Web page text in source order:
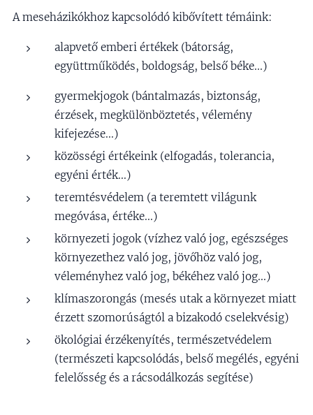
A meseházikókhoz kapcsolódó kibővített témáink:
alapvető emberi értékek (bátorság,
együttműködés, boldogság, belső béke...)
gyermekjogok (bántalmazás, biztonság,
érzések, megkülönböztetés, vélemény
kifejezése...)
közösségi értékeink (elfogadás, tolerancia,
egyéni érték...)
teremtésvédelem (a teremtett világunk
megóvása, értéke...)
környezeti jogok (vízhez való jog, egészséges
környezethez való jog, jövőhöz való jog,
véleményhez való jog, békéhez való jog...)
klímaszorongás (mesés utak a környezet miatt
érzett szomorúságtól a bizakodó cselekvésig)
ökológiai érzékenyítés, természetvédelem
(természeti kapcsolódás, belső megélés, egyéni
felelősség és a rácsodálkozás segítése)